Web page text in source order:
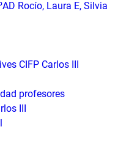
Rocío, Laura E, Silvia
CIFP Carlos III
profesores
III